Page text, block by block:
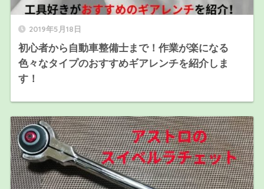
2019年5月18日
初心者から自動車整備士まで！作業が楽になる
色々なタイプのおすすめギアレンチを紹介しま
す！